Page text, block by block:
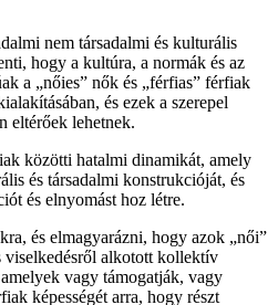
nem társadalmi és kulturális
hogy a kultúra, a normák és az
a „nőies” nők és „férfias” férfiak
és ezek a szerepel
eltérőek lehetnek.
közötti hatalmi dinamikát, amely
és társadalmi konstrukcióját, és
és elnyomást hoz létre.
és elmagyarázni, hogy azok „női”
viselkedésről alkotott kollektív
vagy támogatják, vagy
képességét arra, hogy részt